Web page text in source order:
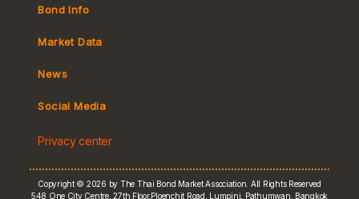
Tax
MeBond
e-bookbuilding
Bond Info
Market Data
Yield Curve
News
Social Media
Privacy center
Copyright © 2026 by The Thai Bond Market Association. All Rights Reserved
548 One City Centre, 27th Floor,Ploenchit Road, Lumpini, Pathumwan, Bangkok